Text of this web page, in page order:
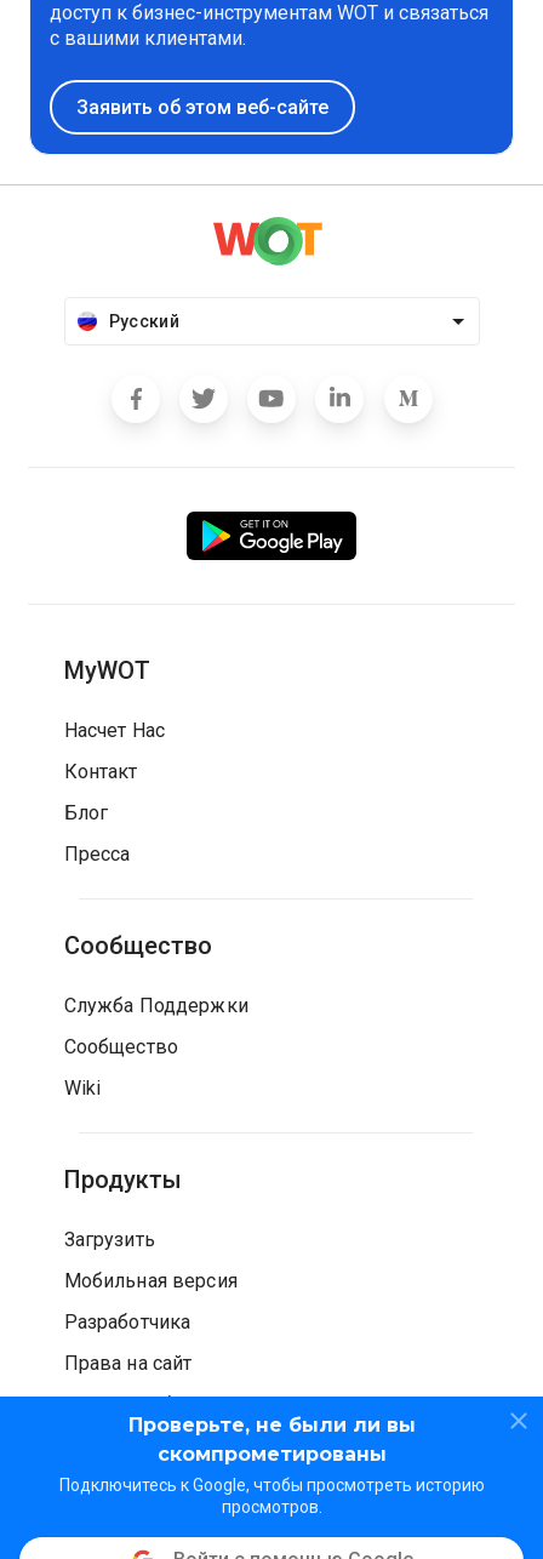
Проверьте, не были ли вы
скомпрометированы
Подключитесь к Google, чтобы просмотреть историю
просмотров.
доступ к бизнес-инструментам WOT и связаться
с вашими клиентами.
Заявить об этом веб-сайте
Русский
MyWOT
Насчет Нас
Контакт
Блог
Пресса
Сообщество
Служба Поддержки
Сообщество
Wiki
Продукты
Загрузить
Мобильная версия
Разработчика
Права на сайт
Проверка безопасности